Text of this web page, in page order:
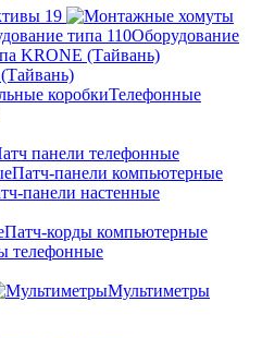
19
Оборудование
Телефонные
панели телефонные
Патч-панели компьютерные
панели настенные
Патч-корды компьютерные
телефонные
Мультиметры